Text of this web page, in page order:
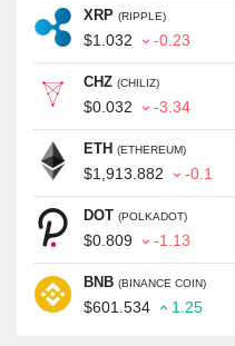
XRP (RIPPLE)
$1.032 -0.23
CHZ (CHILIZ)
$0.032 -3.34
ETH (ETHEREUM)
$1,913.882 -0.1
DOT (POLKADOT)
$0.809 -1.13
BNB (BINANCE COIN)
$601.534 1.25